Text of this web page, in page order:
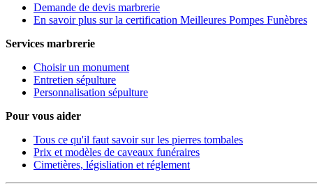
Demande de devis marbrerie
En savoir plus sur la certification Meilleures Pompes Funèbres
Services marbrerie
Choisir un monument
Entretien sépulture
Personnalisation sépulture
Pour vous aider
Tous ce qu'il faut savoir sur les pierres tombales
Prix et modèles de caveaux funéraires
Cimetières, législiation et réglement